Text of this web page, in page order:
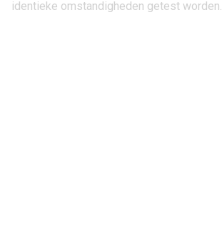
identieke omstandigheden getest worden.